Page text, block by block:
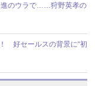
進のウラで……狩野英孝の
好セールスの背景に“初